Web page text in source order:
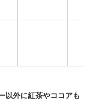
以外に紅茶やココアも